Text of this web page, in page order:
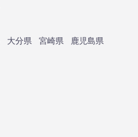
大分県 宮崎県
鹿児島県